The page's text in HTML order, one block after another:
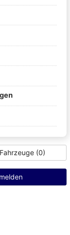
(0)